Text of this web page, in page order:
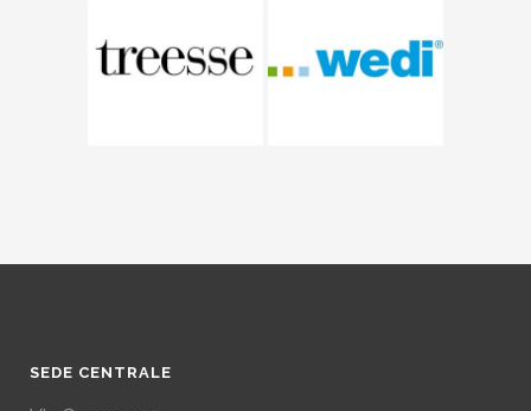
SEDE CENTRALE